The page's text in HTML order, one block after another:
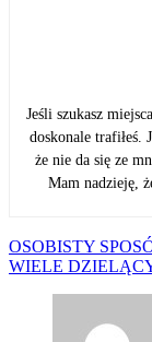
Jeśli szukasz
doskonale trafiłeś.
że nie da się ze
Mam nadzieję,
Nawigacja
wpisu
OSOBISTY
WIELE